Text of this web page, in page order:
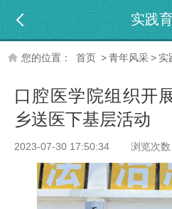
实践
您的位置： 首页 >青年风采> 实
口腔医学院组织开
乡送医下基层活动
2023-07-30 17:50:34 浏览次数